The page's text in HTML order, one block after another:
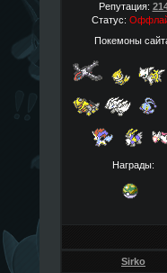
Репутация:
Статус:
Покемоны
Награды:
Sirko